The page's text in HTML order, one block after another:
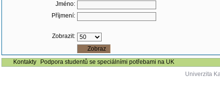
Jméno:
Příjmení:
Zobrazit:
Kontakty
Podpora studentů se speciálními potřebami na UK
Univerzita